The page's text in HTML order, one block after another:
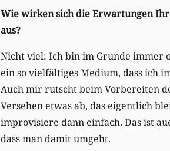
Wie wirken sich die Erwartungen
aus?
Nicht viel: Ich bin im Grunde immer
ein so vielfältiges Medium, dass ich
Auch mir rutscht beim Vorbereiten
Versehen etwas ab, das eigentlich
improvisiere dann einfach. Das ist
dass man damit umgeht.